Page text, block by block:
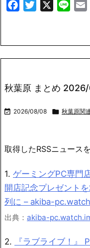
FacebookTwitter Line
秋葉原 まとめ
 2026/08/08  秋葉原関
取得したRSSニュース
1. ゲーミングPC専門
開店記念プレゼント
列に – akiba-
出典： akiba-
2.
『ラブライブ！』